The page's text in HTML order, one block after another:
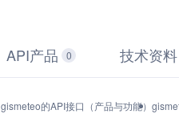
API产品 0 技术资料
gismeteo的API接口（产品与功能）